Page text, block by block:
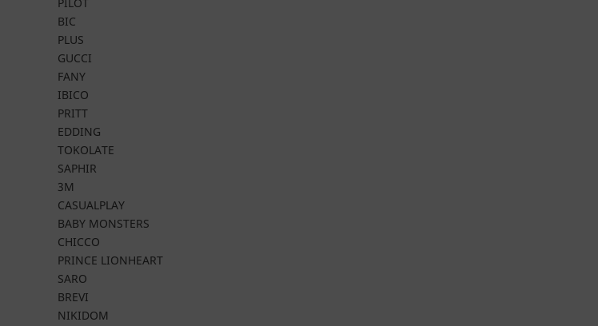
BIC
PLUS
GUCCI
FANY
IBICO
PRITT
EDDING
TOKOLATE
SAPHIR
3M
CASUALPLAY
BABY MONSTERS
CHICCO
PRINCE LIONHEART
SARO
BREVI
NIKIDOM